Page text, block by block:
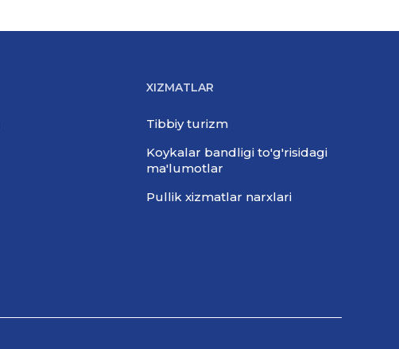
XIZMATLAR
Tibbiy turizm
Koykalar bandligi to'g'risidagi
ma'lumotlar
Pullik xizmatlar narxlari